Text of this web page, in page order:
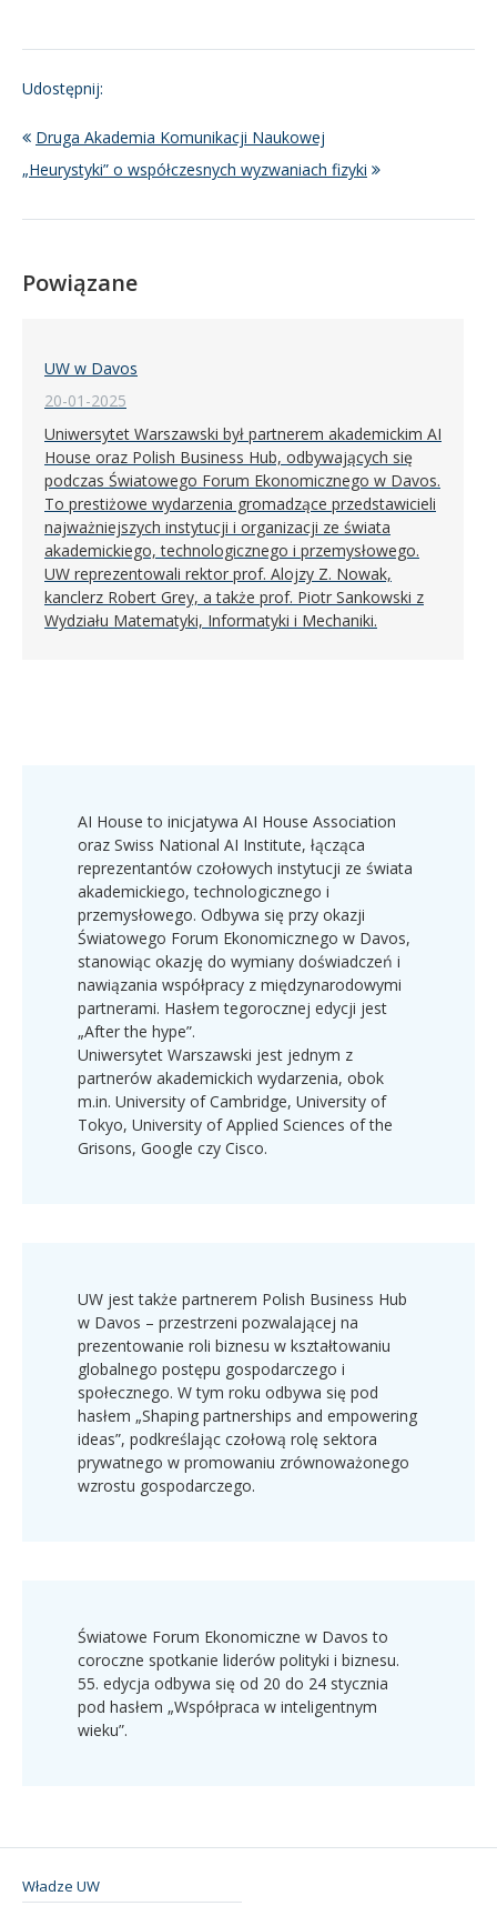
Udostępnij:
Druga Akademia Komunikacji Naukowej
„Heurystyki” o współczesnych wyzwaniach fizyki
Powiązane
UW w Davos
20-01-2025
Uniwersytet Warszawski był partnerem akademickim AI
House oraz Polish Business Hub, odbywających się
podczas Światowego Forum Ekonomicznego w Davos.
To prestiżowe wydarzenia gromadzące przedstawicieli
najważniejszych instytucji i organizacji ze świata
akademickiego, technologicznego i przemysłowego.
UW reprezentowali rektor prof. Alojzy Z. Nowak,
kanclerz Robert Grey, a także prof. Piotr Sankowski z
Wydziału Matematyki, Informatyki i Mechaniki.
AI House to inicjatywa AI House Association
oraz Swiss National AI Institute, łącząca
reprezentantów czołowych instytucji ze świata
akademickiego, technologicznego i
przemysłowego. Odbywa się przy okazji
Światowego Forum Ekonomicznego w Davos,
stanowiąc okazję do wymiany doświadczeń i
nawiązania współpracy z międzynarodowymi
partnerami. Hasłem tegorocznej edycji jest
„After the hype”.
Uniwersytet Warszawski jest jednym z
partnerów akademickich wydarzenia, obok
m.in. University of Cambridge, University of
Tokyo, University of Applied Sciences of the
Grisons, Google czy Cisco.
UW jest także partnerem Polish Business Hub
w Davos – przestrzeni pozwalającej na
prezentowanie roli biznesu w kształtowaniu
globalnego postępu gospodarczego i
społecznego. W tym roku odbywa się pod
hasłem „Shaping partnerships and empowering
ideas”, podkreślając czołową rolę sektora
prywatnego w promowaniu zrównoważonego
wzrostu gospodarczego.
Światowe Forum Ekonomiczne w Davos to
coroczne spotkanie liderów polityki i biznesu.
55. edycja odbywa się od 20 do 24 stycznia
pod hasłem „Współpraca w inteligentnym
wieku”.
Władze UW